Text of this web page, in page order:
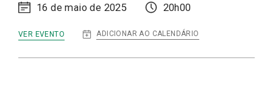
16 de maio de 2025
20h00
VER EVENTO ADICIONAR AO CALENDÁRIO
:
ENCERRAMENTO
CAMPANHA